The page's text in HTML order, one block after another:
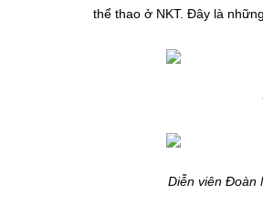
thể thao ở NKT. Đây là
Diễn viên Đoàn